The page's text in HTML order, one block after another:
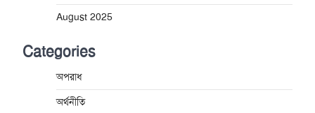
August 2025
Categories
অপরাধ
অর্থনীতি